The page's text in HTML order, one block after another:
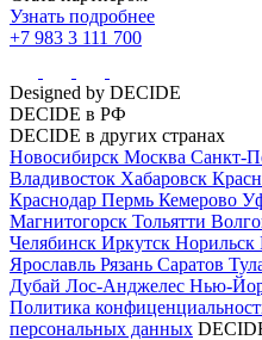
Узнать подробнее
+7 983 3 111 700
Designed by DECIDE
DECIDE в РФ
DECIDE в других странах
Новосибирск Москва Санкт-
Владивосток Хабаровск
Краснодар Пермь Кемерово
Магнитогорск Тольятти
Челябинск Иркутск Норильск
Ярославль Рязань Саратов
Дубай Лос-Анджелес Нью-
Политика
персональных данных